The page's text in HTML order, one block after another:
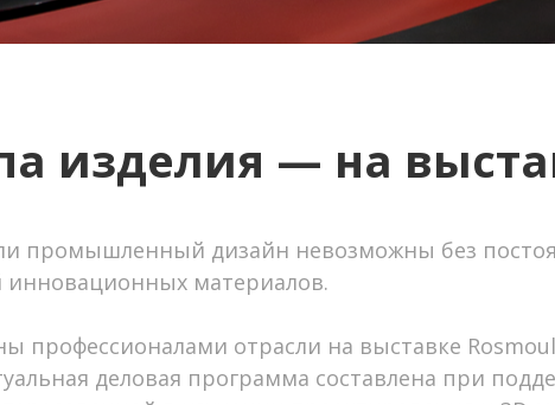
изделия — на
промышленный дизайн невозможны без
материалов.
профессионалами отрасли на выставке
деловая программа составлена при